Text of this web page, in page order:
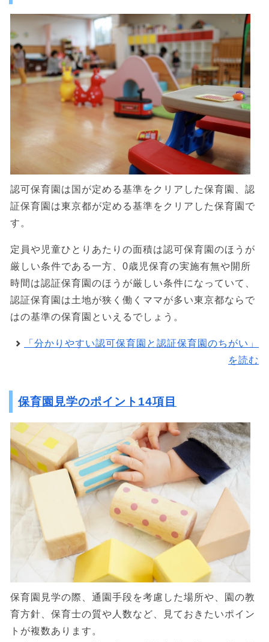
認可保育園は国が定める基準をクリアした保育園、認
証保育園は東京都が定める基準をクリアした保育園で
す。
定員や児童ひとりあたりの面積は認可保育園のほうが
厳しい条件である一方、0歳児保育の実施有無や開所
時間は認証保育園のほうが厳しい条件になっていて、
認証保育園は土地が狭く働くママが多い東京都ならで
はの基準の保育園といえるでしょう。
「分かりやすい認可保育園と認証保育園のちがい」
を読む
保育園見学のポイント14項目
保育園見学の際、通園手段を考慮した場所や、園の教
育方針、保育士の質や人数など、見ておきたいポイン
トが複数あります。